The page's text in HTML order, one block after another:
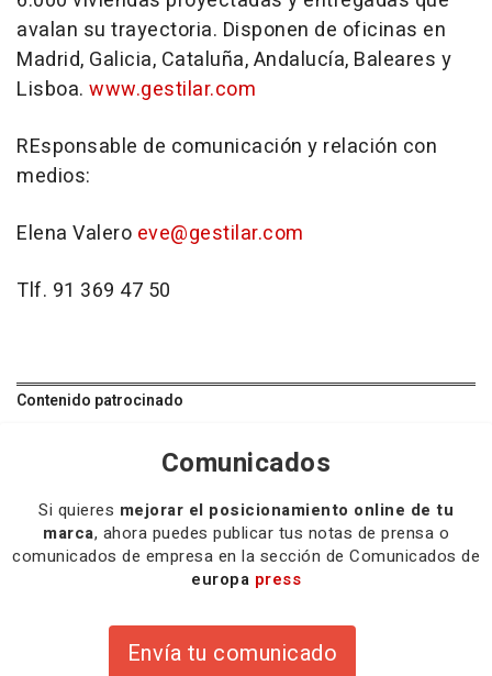
avalan su trayectoria. Disponen de oficinas en
Madrid, Galicia, Cataluña, Andalucía, Baleares y
Lisboa. www.gestilar.com
REsponsable de comunicación y relación con
medios:
Elena Valero eve@gestilar.com
Tlf. 91 369 47 50
Contenido patrocinado
Comunicados
Si quieres mejorar el posicionamiento online de tu
marca, ahora puedes publicar tus notas de prensa o
comunicados de empresa en la sección de Comunicados de
europa press
Envía tu comunicado